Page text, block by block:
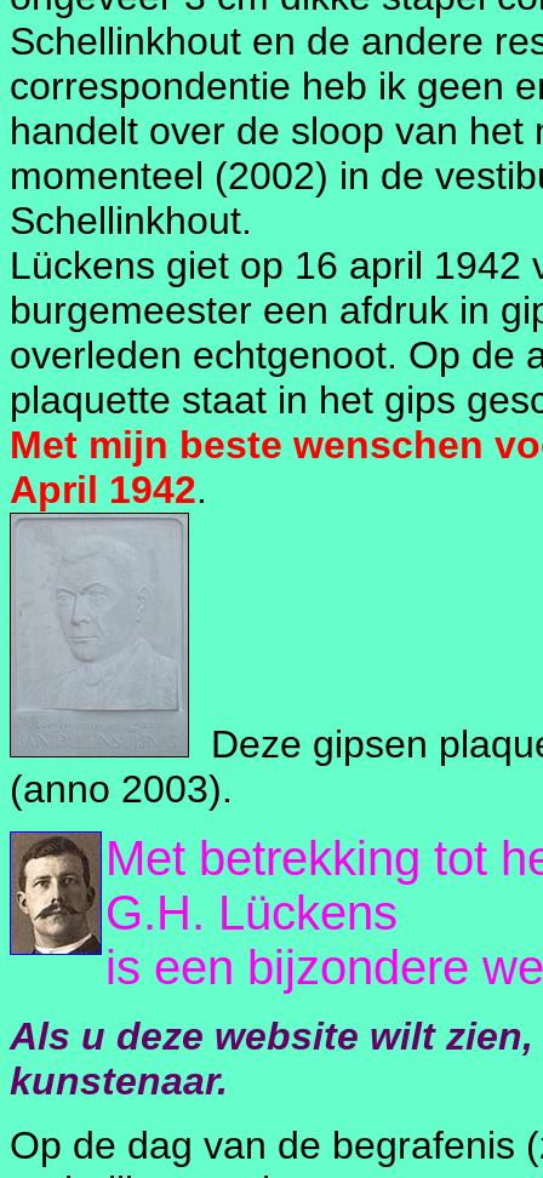
Schellinkhout en de andere
correspondentie heb ik geen
handelt over de sloop van
momenteel (2002) in de
Schellinkhout.
Lückens giet op 16 april 1942
burgemeester een afdruk in
overleden echtgenoot. Op de
plaquette staat in het gips
Met mijn beste wenschen
April 1942.
Deze gipsen
(anno 2003).
Met betrekking tot
G.H. Lückens
is een bijzondere
Als u deze website wilt
kunstenaar.
Op de dag van de begrafenis